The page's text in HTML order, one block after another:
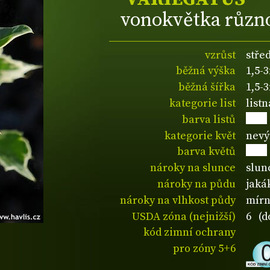
vonokvětka
vzrůst
běžná výška
1,5-
běžná šířka
1,5-
kategorie list
barva listů
kategorie květ
barva květů
nároky na slunce
nároky na půdu
nároky na vlhkost půdy
USDA zóna (nejnižší)
6
kód zimní ochrany
pro zóny 5+6